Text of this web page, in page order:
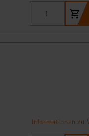
Informationen zu